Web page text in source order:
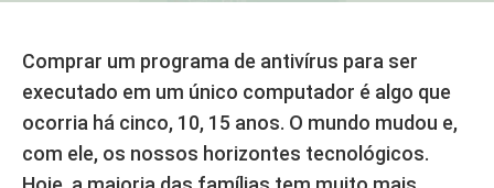
Comprar um programa de antivírus para ser
executado em um único computador é algo que
ocorria há cinco, 10, 15 anos. O mundo mudou e,
com ele, os nossos horizontes tecnológicos.